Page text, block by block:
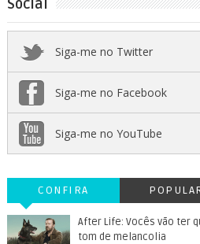
Social
Siga-me no Twitter
Siga-me no Facebook
Siga-me no YouTube
CONFIRA
After Life: Vocês vão ter
tom de melancolia